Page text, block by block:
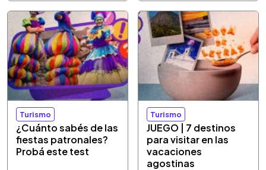
Turismo
¿Cuánto sabés de las
fiestas patronales?
Probá este test
Turismo
JUEGO | 7 destinos
para visitar en las
vacaciones
agostinas